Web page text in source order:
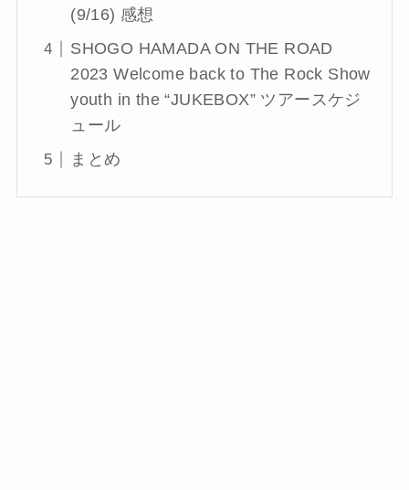
(9/16) 感想
SHOGO HAMADA ON THE ROAD
2023 Welcome back to The Rock Show
youth in the “JUKEBOX” ツアースケジ
ュール
まとめ